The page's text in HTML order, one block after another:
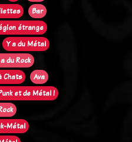
Bar
étrange
Y a du Métal
du Rock
Chats
Ava
et de Métal !
Métal